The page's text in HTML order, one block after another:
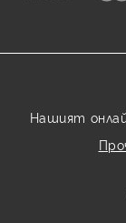
Нашият